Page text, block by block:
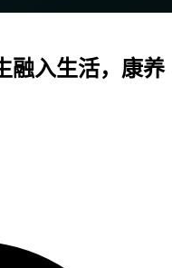
融入生活，康养